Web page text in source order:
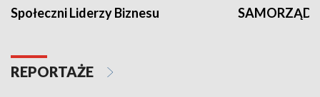
Społeczni Liderzy Biznesu SAMORZĄD
REPORTAŻE